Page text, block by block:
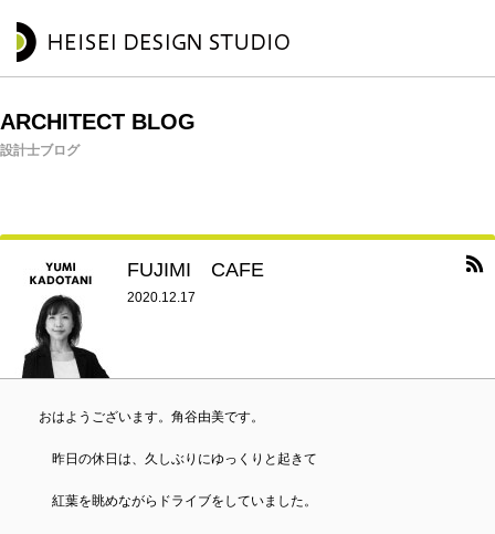
ARCHITECT BLOG
設計士ブログ
FUJIMI CAFE
2020.12.17
おはようございます。角谷由美です。
昨日の休日は、久しぶりにゆっくりと起きて
紅葉を眺めながらドライブをしていました。